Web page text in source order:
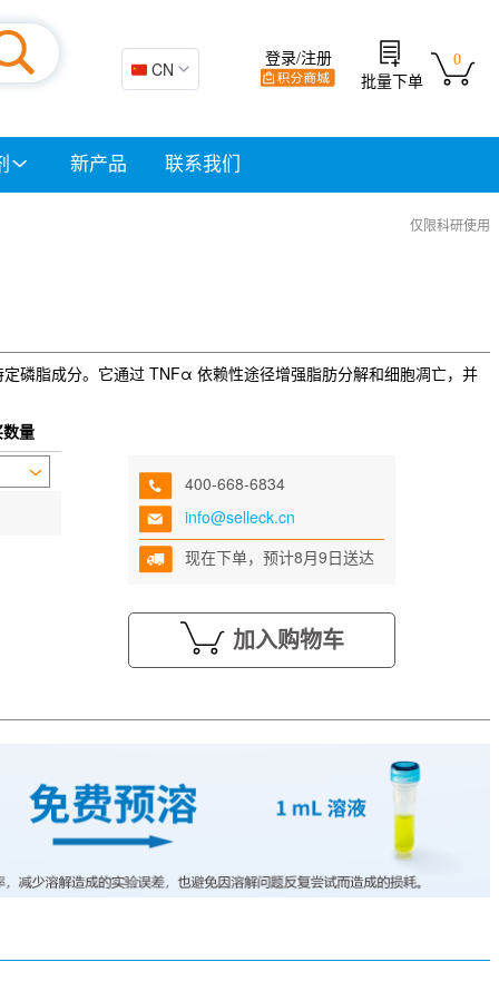
🇨🇳 CN
0
批量下单
登录/注册
新产品 联系我们
仅限科研使用
磷脂成分。它通过 TNFα 依赖性途径增强脂肪分解和细胞凋亡，并
量
400-668-6834
info@selleck.cn
现在下单，预计8月9日送达
加入购物车